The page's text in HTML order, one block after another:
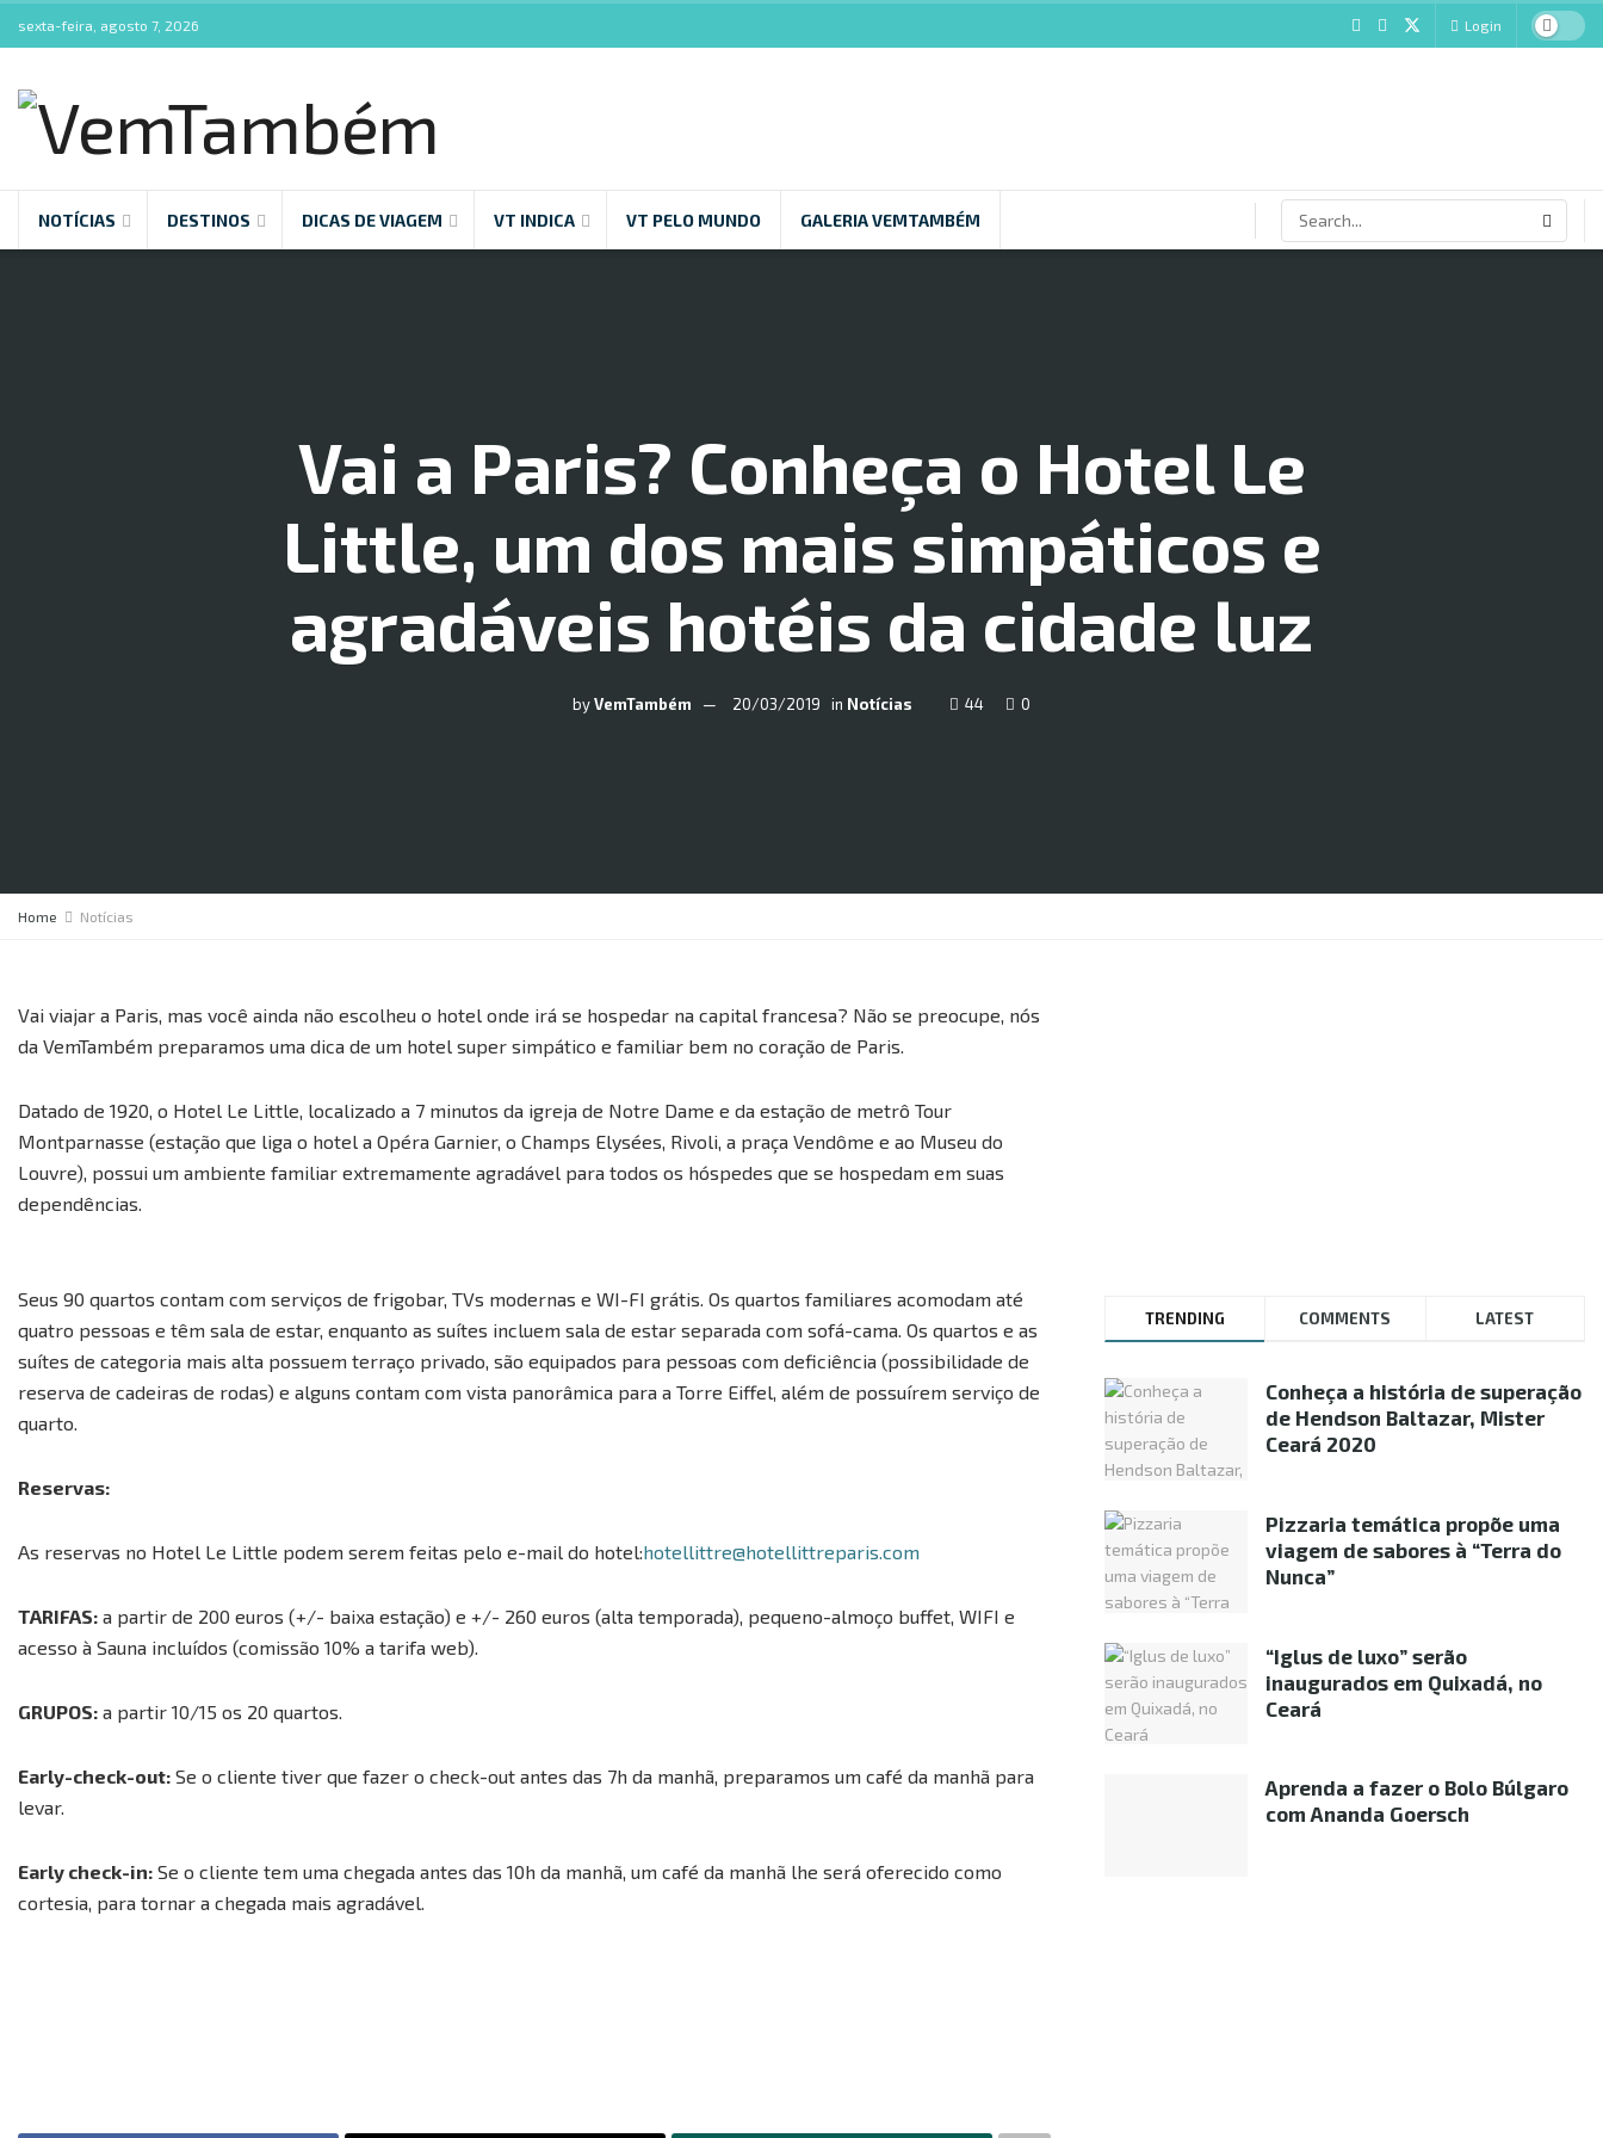
sexta-feira, agosto 7, 2026 Login
NOTÍCIAS DESTINOS DICAS DE VIAGEM VT INDICA VT PELO MUNDO GALERIA VEMTAMBÉM
Vai a Paris? Conheça o Hotel Le
Little, um dos mais simpáticos e
agradáveis hotéis da cidade luz
byVemTambém 20/03/2019 in Notícias 44 0
Home Notícias
Vai viajar a Paris, mas você ainda não escolheu o hotel onde irá se hospedar na capital francesa? Não se preocupe, nós
da VemTambém preparamos uma dica de um hotel super simpático e familiar bem no coração de Paris.
Datado de 1920, o Hotel Le Little, localizado a 7 minutos da igreja de Notre Dame e da estação de metrô Tour
Montparnasse (estação que liga o hotel a Opéra Garnier, o Champs Elysées, Rivoli, a praça Vendôme e ao Museu do
Louvre), possui um ambiente familiar extremamente agradável para todos os hóspedes que se hospedam em suas
dependências.
Seus 90 quartos contam com serviços de frigobar, TVs modernas e WI-FI grátis. Os quartos familiares acomodam até
quatro pessoas e têm sala de estar, enquanto as suítes incluem sala de estar separada com sofá-cama. Os quartos e as
suítes de categoria mais alta possuem terraço privado, são equipados para pessoas com deficiência (possibilidade de
reserva de cadeiras de rodas) e alguns contam com vista panorâmica para a Torre Eiffel, além de possuírem serviço de
quarto.
Reservas:
As reservas no Hotel Le Little podem serem feitas pelo e-mail do hotel:hotellittre@hotellittreparis.com
TARIFAS: a partir de 200 euros (+/- baixa estação) e +/- 260 euros (alta temporada), pequeno-almoço buffet, WIFI e
acesso à Sauna incluídos (comissão 10% a tarifa web).
GRUPOS: a partir 10/15 os 20 quartos.
Early-check-out: Se o cliente tiver que fazer o check-out antes das 7h da manhã, preparamos um café da manhã para
levar.
Early check-in: Se o cliente tem uma chegada antes das 10h da manhã, um café da manhã lhe será oferecido como
cortesia, para tornar a chegada mais agradável.
TRENDING COMMENTS LATEST
Conheça a história de superação
de Hendson Baltazar, Mister
Ceará 2020
Pizzaria temática propõe uma
viagem de sabores à “Terra do
Nunca”
“Iglus de luxo” serão
inaugurados em Quixadá, no
Ceará
Aprenda a fazer o Bolo Búlgaro
com Ananda Goersch